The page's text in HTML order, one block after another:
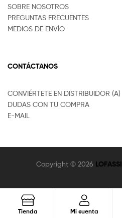
SOBRE NOSOTROS
PREGUNTAS FRECUENTES
MEDIOS DE ENVÍO
CONTÁCTANOS
CONVIÉRTETE EN DISTRIBUIDOR (A)
DUDAS CON TU COMPRA
E-MAIL
Copyright © 2026 LOFASSI
Tienda Mi cuenta